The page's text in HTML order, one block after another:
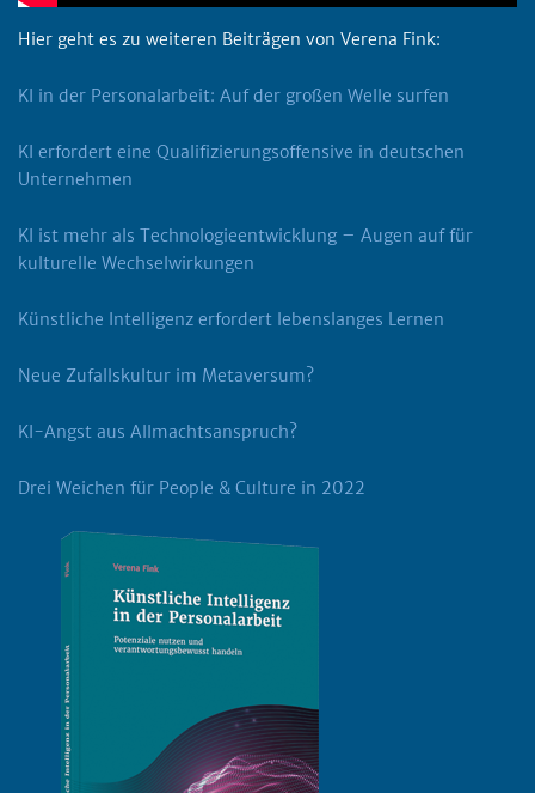
Hier geht es zu weiteren Beiträgen von Verena Fink:
KI in der Personalarbeit: Auf der großen Welle surfen
KI erfordert eine Qualifizierungsoffensive in deutschen
Unternehmen
KI ist mehr als Technologieentwicklung – Augen auf für
kulturelle Wechselwirkungen
Künstliche Intelligenz erfordert lebenslanges Lernen
Neue Zufallskultur im Metaversum?
KI-Angst aus Allmachtsanspruch?
Drei Weichen für People & Culture in 2022